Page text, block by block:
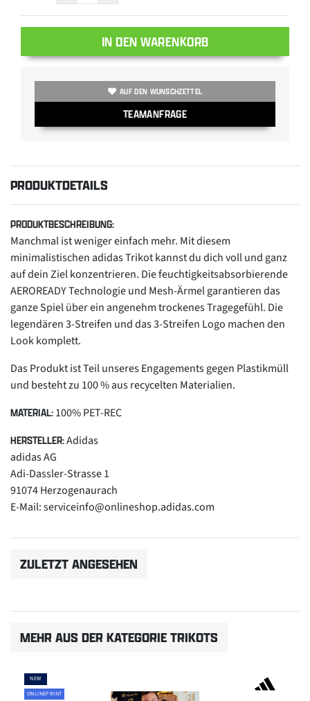
IN DEN WARENKORB
AUF DEN WUNSCHZETTEL
TEAMANFRAGE
PRODUKTDETAILS
PRODUKTBESCHREIBUNG:
Manchmal ist weniger einfach mehr. Mit diesem
minimalistischen adidas Trikot kannst du dich voll und ganz
auf dein Ziel konzentrieren. Die feuchtigkeitsabsorbierende
AEROREADY Technologie und Mesh-Ärmel garantieren das
ganze Spiel über ein angenehm trockenes Tragegefühl. Die
legendären 3-Streifen und das 3-Streifen Logo machen den
Look komplett.
Das Produkt ist Teil unseres Engagements gegen Plastikmüll
und besteht zu 100 % aus recycelten Materialien.
MATERIAL: 100% PET-REC
HERSTELLER:Adidas
adidas AG
Adi-Dassler-Strasse 1
91074 Herzogenaurach
E-Mail: serviceinfo@onlineshop.adidas.com
ZULETZT ANGESEHEN
MEHR AUS DER KATEGORIE TRIKOTS
NEW
ONLINEPRINT